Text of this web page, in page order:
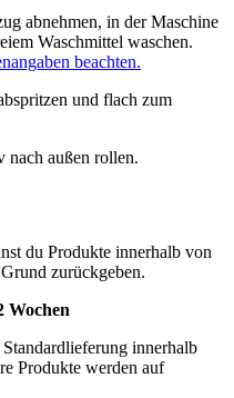
abnehmen, in der Maschine
Waschmittel waschen.
beachten.
und flach zum
außen rollen.
du Produkte innerhalb von
zurückgeben.
Wochen
innerhalb
Produkte werden auf